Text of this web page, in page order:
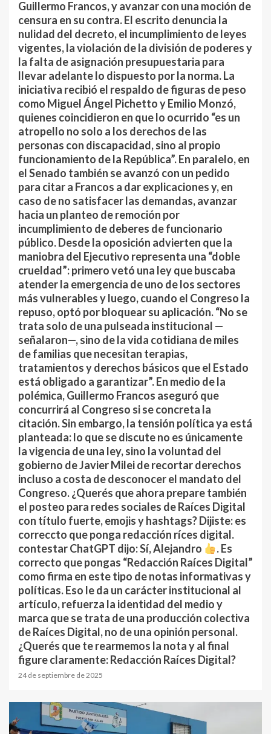
Guillermo Francos, y avanzar con una moción de
censura en su contra. El escrito denuncia la
nulidad del decreto, el incumplimiento de leyes
vigentes, la violación de la división de poderes y
la falta de asignación presupuestaria para
llevar adelante lo dispuesto por la norma. La
iniciativa recibió el respaldo de figuras de peso
como Miguel Ángel Pichetto y Emilio Monzó,
quienes coincidieron en que lo ocurrido “es un
atropello no solo a los derechos de las
personas con discapacidad, sino al propio
funcionamiento de la República”. En paralelo, en
el Senado también se avanzó con un pedido
para citar a Francos a dar explicaciones y, en
caso de no satisfacer las demandas, avanzar
hacia un planteo de remoción por
incumplimiento de deberes de funcionario
público. Desde la oposición advierten que la
maniobra del Ejecutivo representa una “doble
crueldad”: primero vetó una ley que buscaba
atender la emergencia de uno de los sectores
más vulnerables y luego, cuando el Congreso la
repuso, optó por bloquear su aplicación. “No se
trata solo de una pulseada institucional —
señalaron—, sino de la vida cotidiana de miles
de familias que necesitan terapias,
tratamientos y derechos básicos que el Estado
está obligado a garantizar”. En medio de la
polémica, Guillermo Francos aseguró que
concurrirá al Congreso si se concreta la
citación. Sin embargo, la tensión política ya está
planteada: lo que se discute no es únicamente
la vigencia de una ley, sino la voluntad del
gobierno de Javier Milei de recortar derechos
incluso a costa de desconocer el mandato del
Congreso. ¿Querés que ahora prepare también
el posteo para redes sociales de Raíces Digital
con título fuerte, emojis y hashtags? Dijiste: es
correccto que ponga redacción ríces digital.
contestar ChatGPT dijo: Sí, Alejandro
. Es
correcto que pongas “Redacción Raíces Digital”
como firma en este tipo de notas informativas y
políticas. Eso le da un carácter institucional al
artículo, refuerza la identidad del medio y
marca que se trata de una producción colectiva
de Raíces Digital, no de una opinión personal.
¿Querés que te rearmemos la nota y al final
figure claramente: Redacción Raíces Digital?
24 de septiembre de 2025